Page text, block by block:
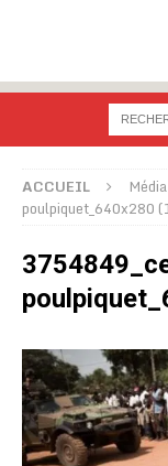
ACCUEIL Média
poulpiquet_640x280